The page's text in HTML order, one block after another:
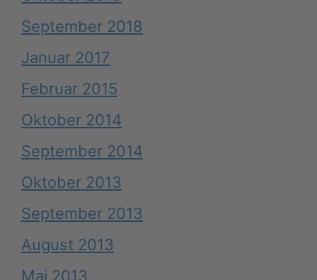
September 2018
Januar 2017
Februar 2015
Oktober 2014
September 2014
Oktober 2013
September 2013
August 2013
Mai 2013